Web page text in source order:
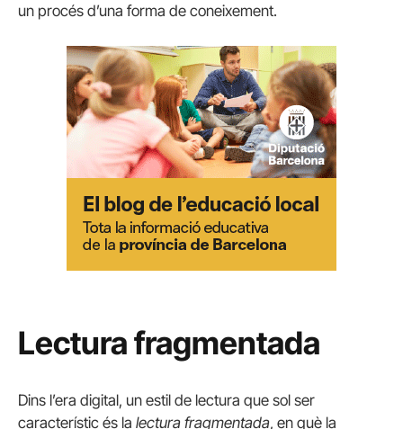
un procés d’una forma de coneixement.
Lectura fragmentada
Dins l’era digital, un estil de lectura que sol ser
característic és la lectura fragmentada, en què la